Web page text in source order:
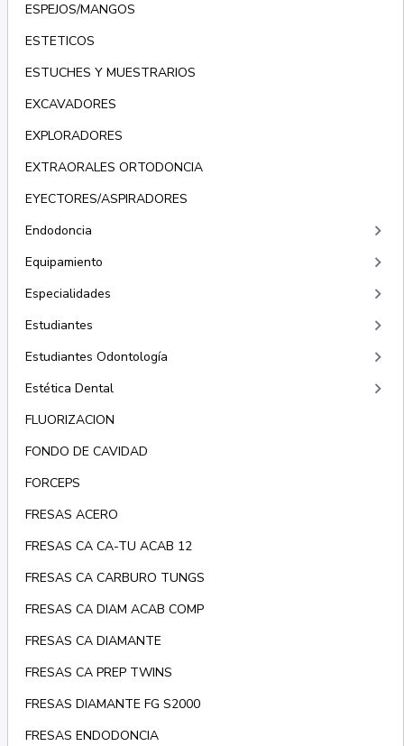
ESPEJOS/MANGOS
ESTETICOS
ESTUCHES Y MUESTRARIOS
EXCAVADORES
EXPLORADORES
EXTRAORALES ORTODONCIA
EYECTORES/ASPIRADORES
Endodoncia
keyboard_arrow_right
Equipamiento keyboard_arrow_right
Especialidades keyboard_arrow_right
Estudiantes keyboard_arrow_right
Estudiantes Odontología keyboard_arrow_right
Estética Dental keyboard_arrow_right
FLUORIZACION
FONDO DE CAVIDAD
FORCEPS
FRESAS ACERO
FRESAS CA CA-TU ACAB 12
FRESAS CA CARBURO TUNGS
FRESAS CA DIAM ACAB COMP
FRESAS CA DIAMANTE
FRESAS CA PREP TWINS
FRESAS DIAMANTE FG S2000
FRESAS ENDODONCIA